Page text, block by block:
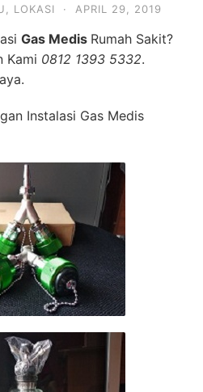
LOKASI · APRIL 29, 2019
Gas Medis Rumah Sakit?
Kami 0812 1393 5332.
Instalasi Gas Medis